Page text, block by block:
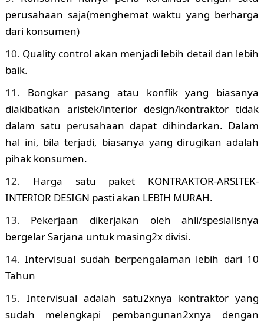
perusahaan saja(menghemat waktu yang berharga
dari konsumen)
Quality control akan menjadi lebih detail dan lebih
baik.
Bongkar pasang atau konflik yang biasanya
diakibatkan aristek/interior design/kontraktor tidak
dalam satu perusahaan dapat dihindarkan. Dalam
hal ini, bila terjadi, biasanya yang dirugikan adalah
pihak konsumen.
Harga satu paket KONTRAKTOR-ARSITEK-
INTERIOR DESIGN pasti akan LEBIH MURAH.
Pekerjaan dikerjakan oleh ahli/spesialisnya
bergelar Sarjana untuk masing2x divisi.
Intervisual sudah berpengalaman lebih dari 10
Tahun
Intervisual adalah satu2xnya kontraktor yang
sudah melengkapi pembangunan2xnya dengan